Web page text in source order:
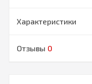
Характеристики
Отзывы 0